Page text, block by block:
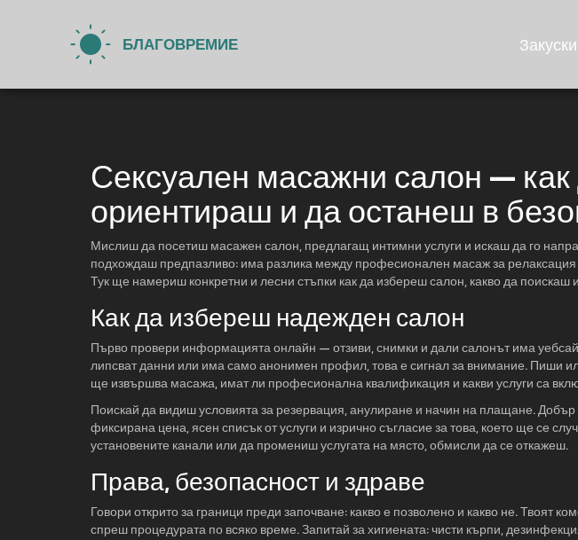
Сексуален масажни салон — как
ориентираш и да останеш в
Мислиш да посетиш масажен салон, предлагащ интимни услуги и искаш да го
подхождаш предпазливо: има разлика между професионален масаж за релаксация
Тук ще намериш конкретни и лесни стъпки как да избереш салон, какво да поискаш
Как да избереш надежден салон
Първо провери информацията онлайн — отзиви, снимки и дали салонът има
липсват данни или има само анонимен профил, това е сигнал за внимание. Пиши
ще извършва масажа, имат ли професионална квалификация и какви услуги са
Поискай да видиш условията за резервация, анулиране и начин на плащане.
фиксирана цена, ясен списък от услуги и изрично съгласие за това, което ще се
установените канали или да промениш услугата на място, обмисли да се откажеш.
Права, безопасност и здраве
Говори открито за граници преди започване: какво е позволено и какво не. Твоят
спреш процедурата по всяко време. Запитай за хигиената: чисти кърпи,